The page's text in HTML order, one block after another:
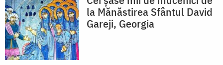
la Mănăstirea Sfântul David
Gareji, Georgia